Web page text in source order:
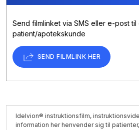
Send filmlinket via SMS eller e-post til
patient/apotekskunde
SEND FILMLINK HER
Idelvion® instruktionsfilm,
information her henvender sig til